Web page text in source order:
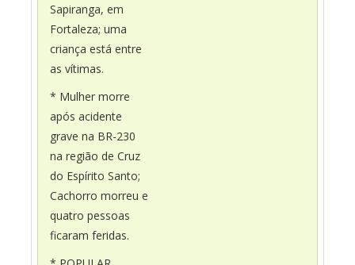
Sapiranga, em
Fortaleza; uma
criança está entre
as vítimas.
* Mulher morre
após acidente
grave na BR-230
na região de Cruz
do Espírito Santo;
Cachorro morreu e
quatro pessoas
ficaram feridas.